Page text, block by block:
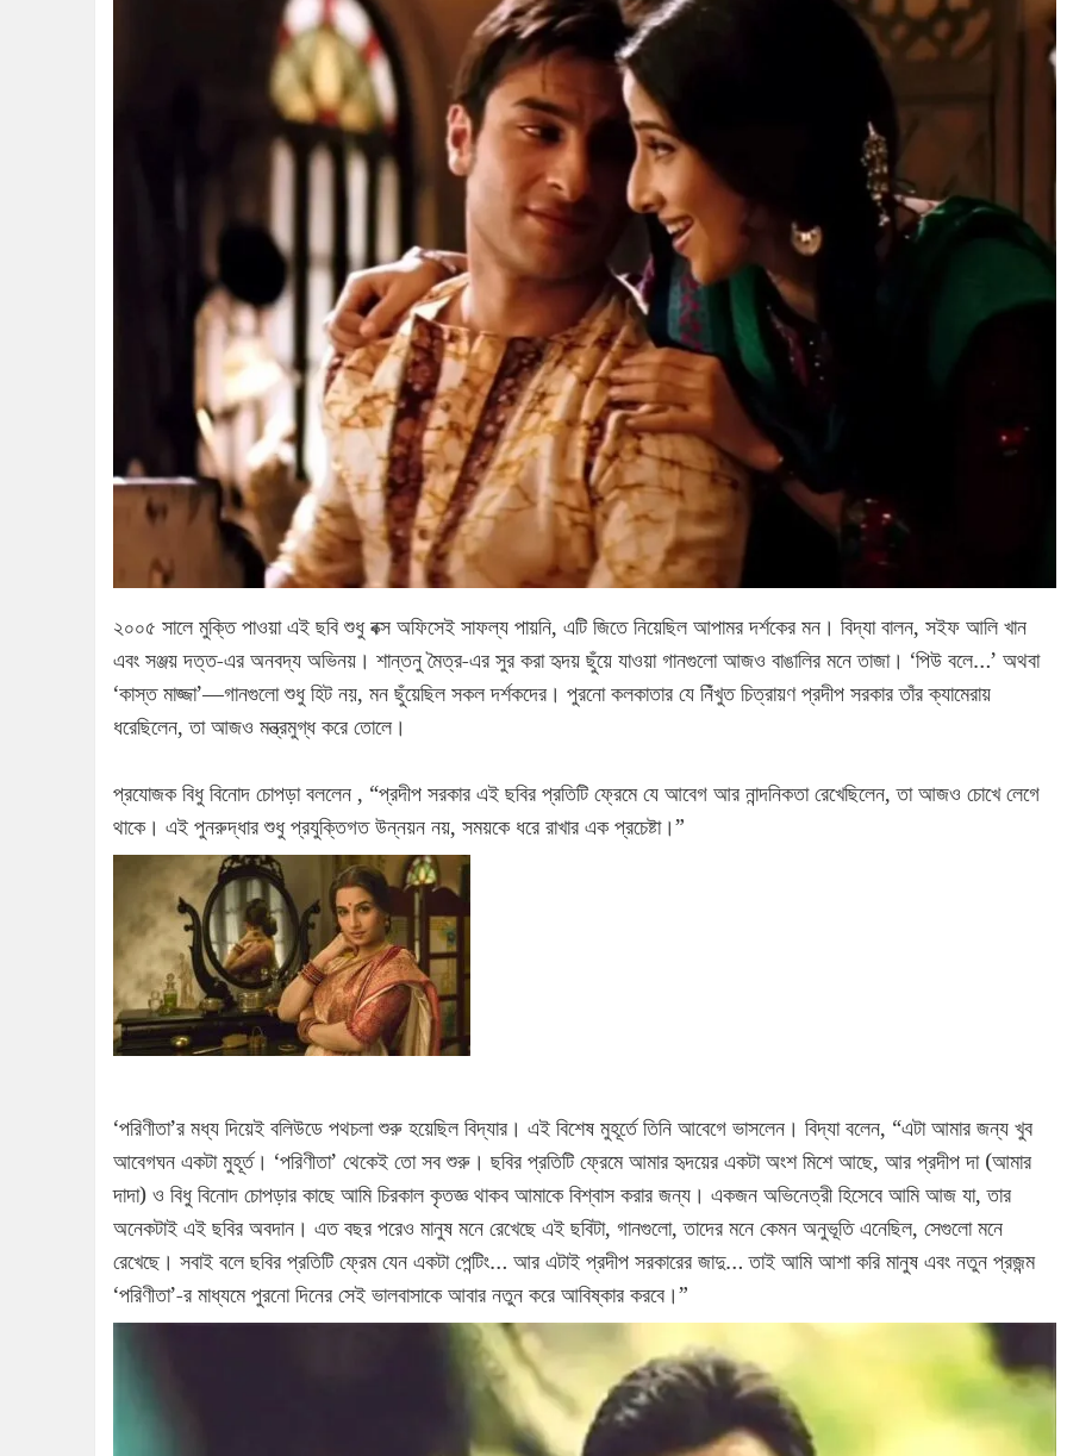
২০০৫ সালে মুক্তি পাওয়া এই ছবি শুধু বক্স অফিসেই সাফল্য পায়নি, এটি জিতে নিয়েছিল আপামর দর্শকের মন। বিদ্যা বালন, সইফ আলি খান
এবং সঞ্জয় দত্ত-এর অনবদ্য অভিনয়। শান্তনু মৈত্র-এর সুর করা হৃদয় ছুঁয়ে যাওয়া গানগুলো আজও বাঙালির মনে তাজা। ‘পিউ বলে…’ অথবা
‘কাস্ত মাজ্জা’—গানগুলো শুধু হিট নয়, মন ছুঁয়েছিল সকল দর্শকদের। পুরনো কলকাতার যে নিঁখুত চিত্রায়ণ প্রদীপ সরকার তাঁর ক্যামেরায়
ধরেছিলেন, তা আজও মন্ত্রমুগ্ধ করে তোলে।
প্রযোজক বিধু বিনোদ চোপড়া বললেন , “প্রদীপ সরকার এই ছবির প্রতিটি ফ্রেমে যে আবেগ আর নান্দনিকতা রেখেছিলেন, তা আজও চোখে লেগে
থাকে। এই পুনরুদ্ধার শুধু প্রযুক্তিগত উন্নয়ন নয়, সময়কে ধরে রাখার এক প্রচেষ্টা।”
‘পরিণীতা’র মধ্য দিয়েই বলিউডে পথচলা শুরু হয়েছিল বিদ্যার। এই বিশেষ মুহূর্তে তিনি আবেগে ভাসলেন। বিদ্যা বলেন, “এটা আমার জন্য খুব
আবেগঘন একটা মুহূর্ত। ‘পরিণীতা’ থেকেই তো সব শুরু। ছবির প্রতিটি ফ্রেমে আমার হৃদয়ের একটা অংশ মিশে আছে, আর প্রদীপ দা (আমার
দাদা) ও বিধু বিনোদ চোপড়ার কাছে আমি চিরকাল কৃতজ্ঞ থাকব আমাকে বিশ্বাস করার জন্য। একজন অভিনেত্রী হিসেবে আমি আজ যা, তার
অনেকটাই এই ছবির অবদান। এত বছর পরেও মানুষ মনে রেখেছে এই ছবিটা, গানগুলো, তাদের মনে কেমন অনুভূতি এনেছিল, সেগুলো মনে
রেখেছে। সবাই বলে ছবির প্রতিটি ফ্রেম যেন একটা পেন্টিং… আর এটাই প্রদীপ সরকারের জাদু… তাই আমি আশা করি মানুষ এবং নতুন প্রজন্ম
‘পরিণীতা’-র মাধ্যমে পুরনো দিনের সেই ভালবাসাকে আবার নতুন করে আবিষ্কার করবে।”